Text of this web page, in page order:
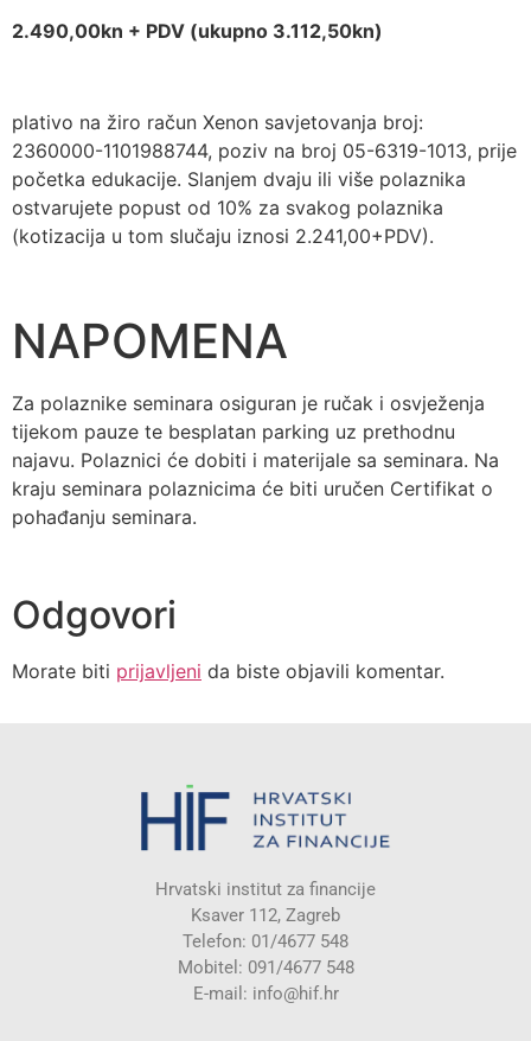
2.490,00kn + PDV (ukupno 3.112,50kn)
plativo na žiro račun Xenon savjetovanja broj:
2360000-1101988744, poziv na broj 05-6319-1013, prije
početka edukacije. Slanjem dvaju ili više polaznika
ostvarujete popust od 10% za svakog polaznika
(kotizacija u tom slučaju iznosi 2.241,00+PDV).
NAPOMENA
Za polaznike seminara osiguran je ručak i osvježenja
tijekom pauze te besplatan parking uz prethodnu
najavu. Polaznici će dobiti i materijale sa seminara. Na
kraju seminara polaznicima će biti uručen Certifikat o
pohađanju seminara.
Odgovori
Morate biti prijavljeni da biste objavili komentar.
Hrvatski institut za financije
Ksaver 112, Zagreb
Telefon: 01/4677 548
Mobitel: 091/4677 548
E-mail: info@hif.hr